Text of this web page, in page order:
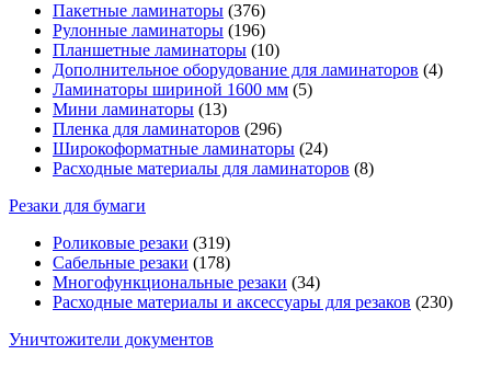
Пакетные ламинаторы (376)
Рулонные ламинаторы (196)
Планшетные ламинаторы (10)
Дополнительное оборудование для ламинаторов (4)
Ламинаторы шириной 1600 мм (5)
Мини ламинаторы (13)
Пленка для ламинаторов (296)
Широкоформатные ламинаторы (24)
Расходные материалы для ламинаторов (8)
Резаки для бумаги
Роликовые резаки (319)
Сабельные резаки (178)
Многофункциональные резаки (34)
Расходные материалы и аксессуары для резаков (230)
Уничтожители документов